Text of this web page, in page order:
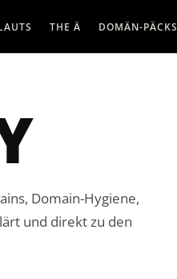
THE Ä DOMÄN-PÄCKS
Domain-Hygiene,
und direkt zu den